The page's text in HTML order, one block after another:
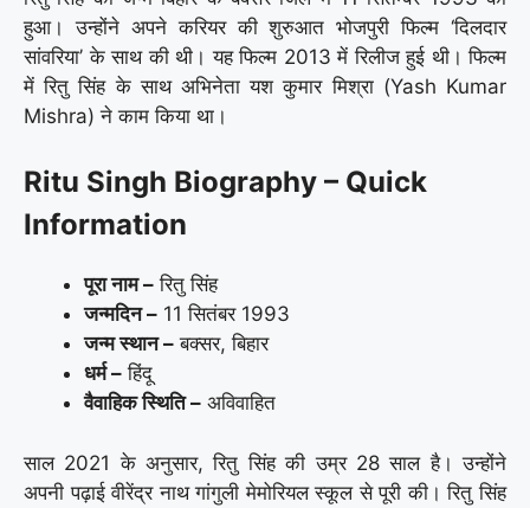
हुआ। उन्होंने अपने करियर की शुरुआत भोजपुरी फिल्म ‘दिलदार
सांवरिया’ के साथ की थी। यह फिल्म 2013 में रिलीज हुई थी। फिल्म
में रितु सिंह के साथ अभिनेता यश कुमार मिश्रा (Yash Kumar
Mishra) ने काम किया था।
Ritu Singh Biography – Quick
Information
पूरा नाम – रितु सिंह
जन्मदिन – 11 सितंबर 1993
जन्म स्थान – बक्सर, बिहार
धर्म – हिंदू
वैवाहिक स्थिति – अविवाहित
साल 2021 के अनुसार, रितु सिंह की उम्र 28 साल है। उन्होंने
अपनी पढ़ाई वीरेंद्र नाथ गांगुली मेमोरियल स्कूल से पूरी की। रितु सिंह